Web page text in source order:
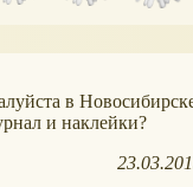
в
и наклейки?